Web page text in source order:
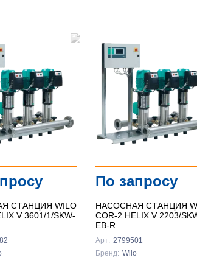
СТАНЦИЯ WILO
V 3601/1/SKW-
По запросу
НАСОСНАЯ СТАНЦИЯ
COR-2 HELIX V 2203/
EB-R
Арт: 2799501
Бренд: Wilo